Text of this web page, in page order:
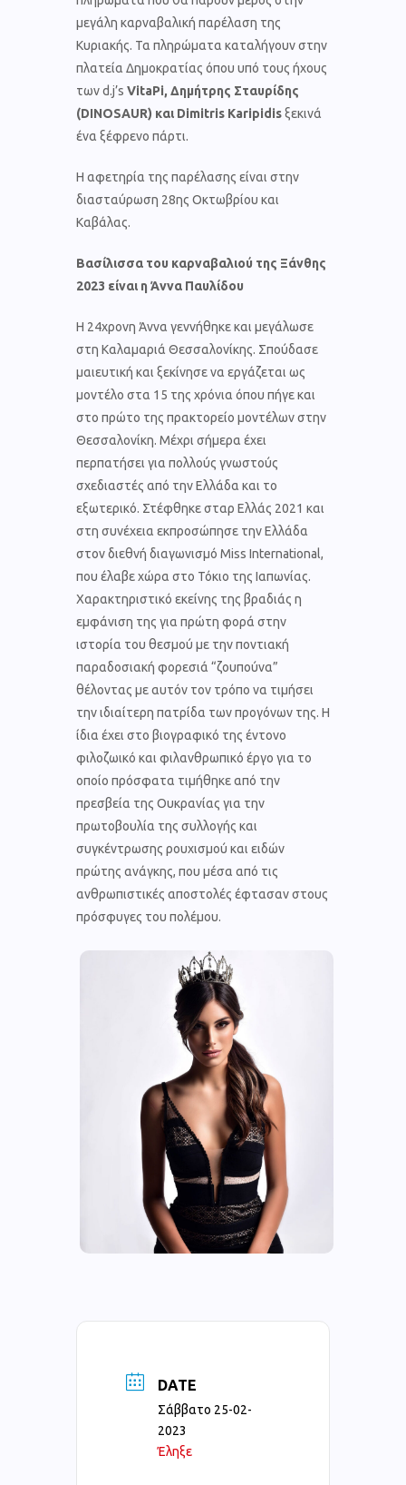
μεγάλη καρναβαλική παρέλαση της
Κυριακής. Τα πληρώματα καταλήγουν στην
πλατεία Δημοκρατίας όπου υπό τους ήχους
των d.j’s VitaPi, Δημήτρης Σταυρίδης
(DINOSAUR) και Dimitris Karipidisξεκινά
ένα ξέφρενο πάρτι.
Η αφετηρία της παρέλασης είναι στην
διασταύρωση 28ης Οκτωβρίου και
Καβάλας.
Βασίλισσα του καρναβαλιού της Ξάνθης
2023 είναι η Άννα Παυλίδου
Η 24χρονη Άννα γεννήθηκε και μεγάλωσε
στη Καλαμαριά Θεσσαλονίκης. Σπούδασε
μαιευτική και ξεκίνησε να εργάζεται ως
μοντέλο στα 15 της χρόνια όπου πήγε και
στο πρώτο της πρακτορείο μοντέλων στην
Θεσσαλονίκη. Μέχρι σήμερα έχει
περπατήσει για πολλούς γνωστούς
σχεδιαστές από την Ελλάδα και το
εξωτερικό. Στέφθηκε σταρ Ελλάς 2021 και
στη συνέχεια εκπροσώπησε την Ελλάδα
στον διεθνή διαγωνισμό Miss International,
που έλαβε χώρα στο Τόκιο της Ιαπωνίας.
Χαρακτηριστικό εκείνης της βραδιάς η
εμφάνιση της για πρώτη φορά στην
ιστορία του θεσμού με την ποντιακή
παραδοσιακή φορεσιά “ζουπούνα”
θέλοντας με αυτόν τον τρόπο να τιμήσει
την ιδιαίτερη πατρίδα των προγόνων της. Η
ίδια έχει στο βιογραφικό της έντονο
φιλοζωικό και φιλανθρωπικό έργο για το
οποίο πρόσφατα τιμήθηκε από την
πρεσβεία της Ουκρανίας για την
πρωτοβουλία της συλλογής και
συγκέντρωσης ρουχισμού και ειδών
πρώτης ανάγκης, που μέσα από τις
ανθρωπιστικές αποστολές έφτασαν στους
πρόσφυγες του πολέμου.
DATE
Σάββατο 25-02-
2023
Έληξε